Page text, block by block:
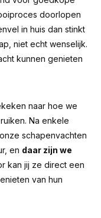
doorlopen
in huis dan stinkt
niet echt wenselijk.
kunnen genieten
naar hoe we
Na enkele
schapenvachten
en daar zijn we
kan jij ze direct een
van hun